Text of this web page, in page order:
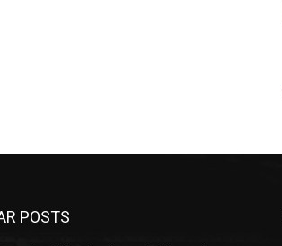
POSTS